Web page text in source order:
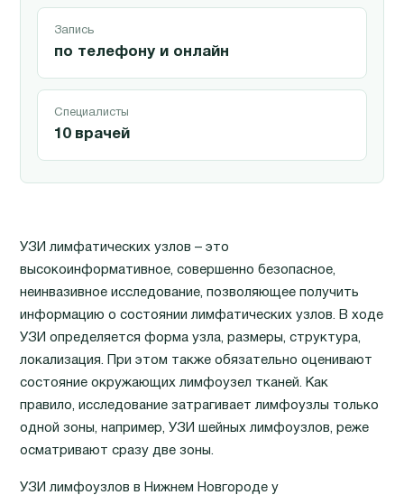
Запись
по телефону и онлайн
Специалисты
10 врачей
УЗИ лимфатических узлов – это
высокоинформативное, совершенно безопасное,
неинвазивное исследование, позволяющее получить
информацию о состоянии лимфатических узлов. В ходе
УЗИ определяется форма узла, размеры, структура,
локализация. При этом также обязательно оценивают
состояние окружающих лимфоузел тканей. Как
правило, исследование затрагивает лимфоузлы только
одной зоны, например, УЗИ шейных лимфоузлов, реже
осматривают сразу две зоны.
УЗИ лимфоузлов в Нижнем Новгороде у